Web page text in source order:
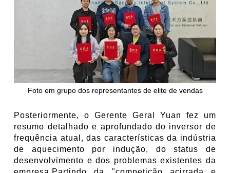
Foto em grupo dos representantes de elite de vendas
Posteriormente, o Gerente Geral Yuan fez um
resumo detalhado e aprofundado do inversor de
frequência atual, das características da indústria
de aquecimento por indução, do status de
desenvolvimento e dos problemas existentes da